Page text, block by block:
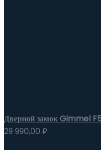
Дверной замок Gimmel
29 990,00 ₽